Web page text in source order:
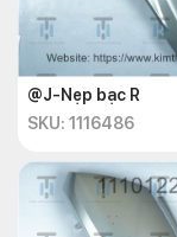
@J-Nẹp bạc R
SKU: 1116486